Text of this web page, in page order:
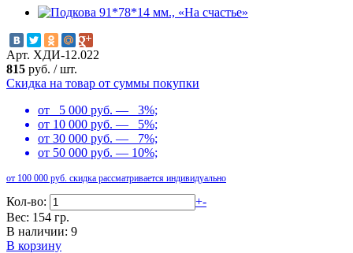
Арт. ХДИ-12.022
815 руб. /шт.
Скидка на товар от суммы покупки
от 5 000 руб. — 3%;
от 10 000 руб. — 5%;
от 30 000 руб. — 7%;
от 50 000 руб. — 10%;
от 100 000 руб. скидка рассматривается индивидуально
Кол-во: +-
Вес: 154 гр.
В наличии: 9
В корзину